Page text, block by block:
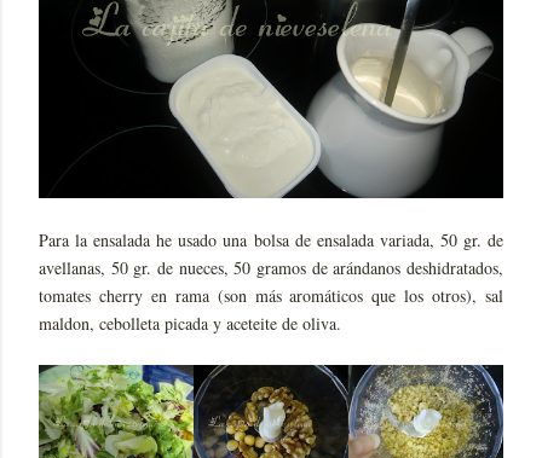
Para la ensalada he usado una bolsa de ensalada variada, 50 gr. de
avellanas, 50 gr. de nueces, 50 gramos de arándanos deshidratados,
tomates cherry en rama (son más aromáticos que los otros), sal
maldon, cebolleta picada y aceteite de oliva.